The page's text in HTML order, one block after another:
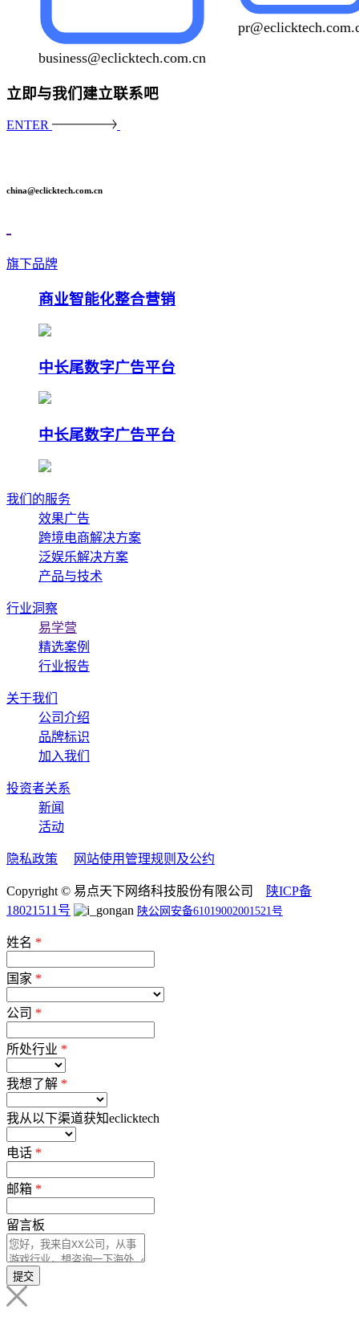
business@eclicktech.com.cn
立即与我们建立联系吧
ENTER
china@eclicktech.com.cn
旗下品牌
商业智能化整合营销
中长尾数字广告平台
中长尾数字广告平台
我们的服务
效果广告
跨境电商解决方案
泛娱乐解决方案
产品与技术
行业洞察
易学营
精选案例
行业报告
关于我们
公司介绍
品牌标识
加入我们
投资者关系
新闻
活动
隐私政策 网站使用管理规则及公约
Copyright © 易点天下网络科技股份有限公司
陕ICP备
18021511号
陕公网安备61019002001521号
姓名 *
国家 *
公司 *
所处行业 *
我想了解 *
我从以下渠道获知eclicktech
电话 *
邮箱 *
留言板
提交